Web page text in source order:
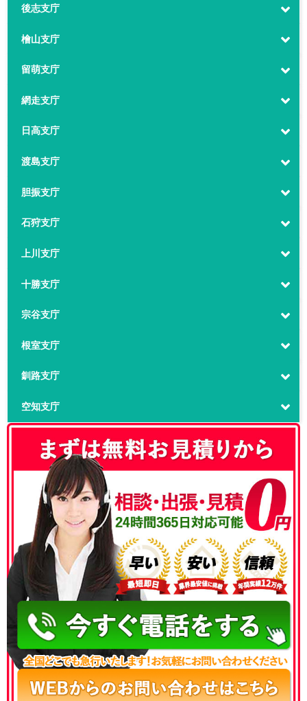
後志支庁
檜山支庁
留萌支庁
網走支庁
日高支庁
渡島支庁
胆振支庁
石狩支庁
上川支庁
十勝支庁
宗谷支庁
根室支庁
釧路支庁
空知支庁
050-3186-4780